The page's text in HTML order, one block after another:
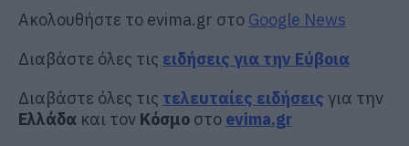
Ακολουθήστε το evima.gr στο Google News
Διαβάστε όλες τις ειδήσεις για την Εύβοια
Διαβάστε όλες τις τελευταίες ειδήσεις για την
Ελλάδα και τον Κόσμο στο evima.gr